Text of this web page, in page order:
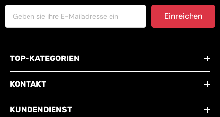
Einreichen
TOP-KATEGORIEN
KONTAKT
KUNDENDIENST